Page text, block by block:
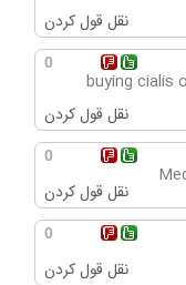
نقل قول کردن
0
buying cialis
نقل قول کردن
0
نقل قول کردن
0
نقل قول کردن